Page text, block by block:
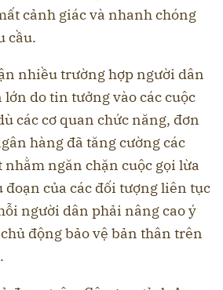
cảnh giác và nhanh chóng
cầu.
nhiều trường hợp người dân
do tin tưởng vào các cuộc
các cơ quan chức năng, đơn
hàng đã tăng cường các
ngăn chặn cuộc gọi lừa
của các đối tượng liên tục
người dân phải nâng cao ý
động bảo vệ bản thân trên